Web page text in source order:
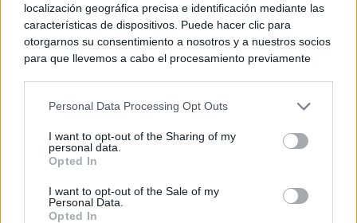
localización geográfica precisa e identificación mediante las
características de dispositivos. Puede hacer clic para
otorgarnos su consentimiento a nosotros y a nuestros socios
para que llevemos a cabo el procesamiento previamente
negar su consentimiento. Tenga en cuenta que algún
de su consentimiento, pero usted tiene el derecho de
rechazar tal procesamiento. Sus preferencias se aplicarán
cualquier momento entrando de nuevo en este sitio web o
visitando nuestra política de privacidad.
Personal Data Processing Opt Outs
I want to opt-out of the Sharing of my
personal data.
Opted In
I want to opt-out of the Sale of my
Personal Data.
Opted In